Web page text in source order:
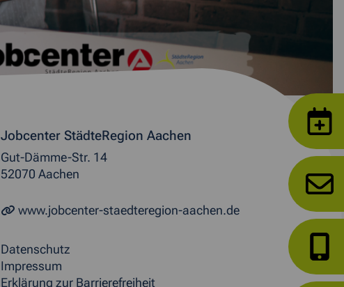
Jobcenter StädteRegion Aachen
Gut-Dämme-Str. 14
52070 Aachen
www.jobcenter-staedteregion-aachen.de
Datenschutz
Impressum
Erklärung zur Barrierefreiheit